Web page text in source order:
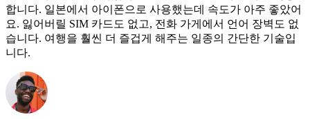
합니다. 일본에서 아이폰으로 사용했는데 속도가 아주 좋았어
요. 잃어버릴 SIM 카드도 없고, 전화 가게에서 언어 장벽도 없
습니다. 여행을 훨씬 더 즐겁게 해주는 일종의 간단한 기술입
니다.